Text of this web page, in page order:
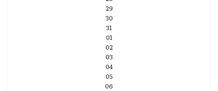
29
30
31
01
02
03
04
05
06